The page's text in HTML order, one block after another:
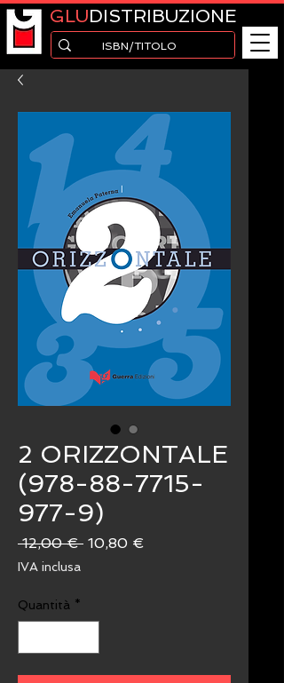
GLUDISTRIBUZIONE
2 ORIZZONTALE
(978-88-7715-
977-9)
12,00 € Prezzo
10,80 €
IVA inclusa
Quantità *